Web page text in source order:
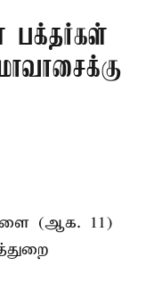
பக்தர்கள்
(ஆக. 11)